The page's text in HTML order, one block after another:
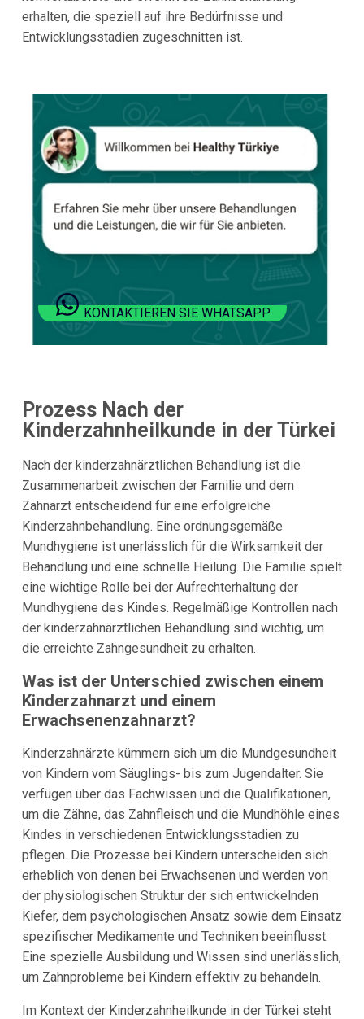
erhalten, die speziell auf ihre Bedürfnisse und
Entwicklungsstadien zugeschnitten ist.
KONTAKTIEREN SIE WHATSAPP
Prozess Nach der
Kinderzahnheilkunde in der Türkei
Nach der kinderzahnärztlichen Behandlung ist die
Zusammenarbeit zwischen der Familie und dem
Zahnarzt entscheidend für eine erfolgreiche
Kinderzahnbehandlung. Eine ordnungsgemäße
Mundhygiene ist unerlässlich für die Wirksamkeit der
Behandlung und eine schnelle Heilung. Die Familie spielt
eine wichtige Rolle bei der Aufrechterhaltung der
Mundhygiene des Kindes. Regelmäßige Kontrollen nach
der kinderzahnärztlichen Behandlung sind wichtig, um
die erreichte Zahngesundheit zu erhalten.
Was ist der Unterschied zwischen einem
Kinderzahnarzt und einem
Erwachsenenzahnarzt?
Kinderzahnärzte kümmern sich um die Mundgesundheit
von Kindern vom Säuglings- bis zum Jugendalter. Sie
verfügen über das Fachwissen und die Qualifikationen,
um die Zähne, das Zahnfleisch und die Mundhöhle eines
Kindes in verschiedenen Entwicklungsstadien zu
pflegen. Die Prozesse bei Kindern unterscheiden sich
erheblich von denen bei Erwachsenen und werden von
der physiologischen Struktur der sich entwickelnden
Kiefer, dem psychologischen Ansatz sowie dem Einsatz
spezifischer Medikamente und Techniken beeinflusst.
Eine spezielle Ausbildung und Wissen sind unerlässlich,
um Zahnprobleme bei Kindern effektiv zu behandeln.
Im Kontext der Kinderzahnheilkunde in der Türkei steht